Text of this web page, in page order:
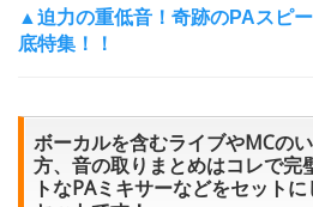
▲迫力の重低音！奇跡のPAスピ
底特集！！
ボーカルを含むライブやMCの
方、音の取りまとめはコレで完
トなPAミキサーなどをセット